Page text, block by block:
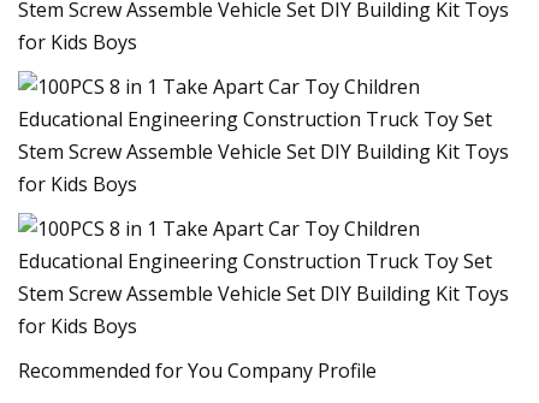
Recommended for You Company Profile